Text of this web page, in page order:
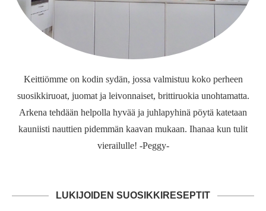
Keittiömme on kodin sydän, jossa valmistuu koko perheen
suosikkiruoat, juomat ja leivonnaiset, brittiruokia unohtamatta.
Arkena tehdään helpolla hyvää ja juhlapyhinä pöytä katetaan
kauniisti nauttien pidemmän kaavan mukaan. Ihanaa kun tulit
vierailulle! -Peggy-
LUKIJOIDEN SUOSIKKIRESEPTIT